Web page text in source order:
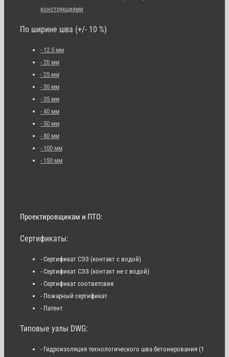
конструкциями
По ширине шва (+/- 10 %)
- 12.5 мм
- 20 мм
- 25 мм
- 30 мм
- 35 мм
- 40 мм
- 50 мм
- 80 мм
- 100 мм
- 150 мм
Проектировщикам и ПТО:
Сертификаты:
- Сертификат СЭЗ (контакт с водой)
- Сертификат СЭЗ (контакт не с водой)
- Сертификат соответсвия
- Пожарный сертификат
- Патент
Типовые узлы DWG:
- Гидроизоляция технологического шва бетонирования (1